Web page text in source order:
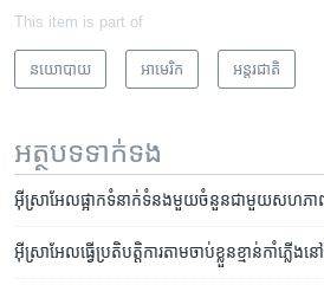
This item is part of
នយោបាយ អាមេរិក​ អន្តរជាតិ
អត្ថបទ​ទាក់ទង
អ៊ីស្រាអែល​ផ្អាក​ទំនាក់ទំនង​មួយ​ចំនួន​ជាមួយ​សហភាព​អឺ
អ៊ីស្រាអែល​ធ្វើ​ប្រតិបត្តិការ​តាម​ចាប់ខ្លួន​ខ្មាន់កាំភ្លើង​